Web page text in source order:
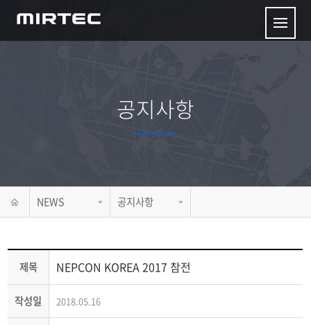
공지사항
NEWS 공지사항
제목 NEPCON KOREA 2017 참전
작성일 2018.05.16